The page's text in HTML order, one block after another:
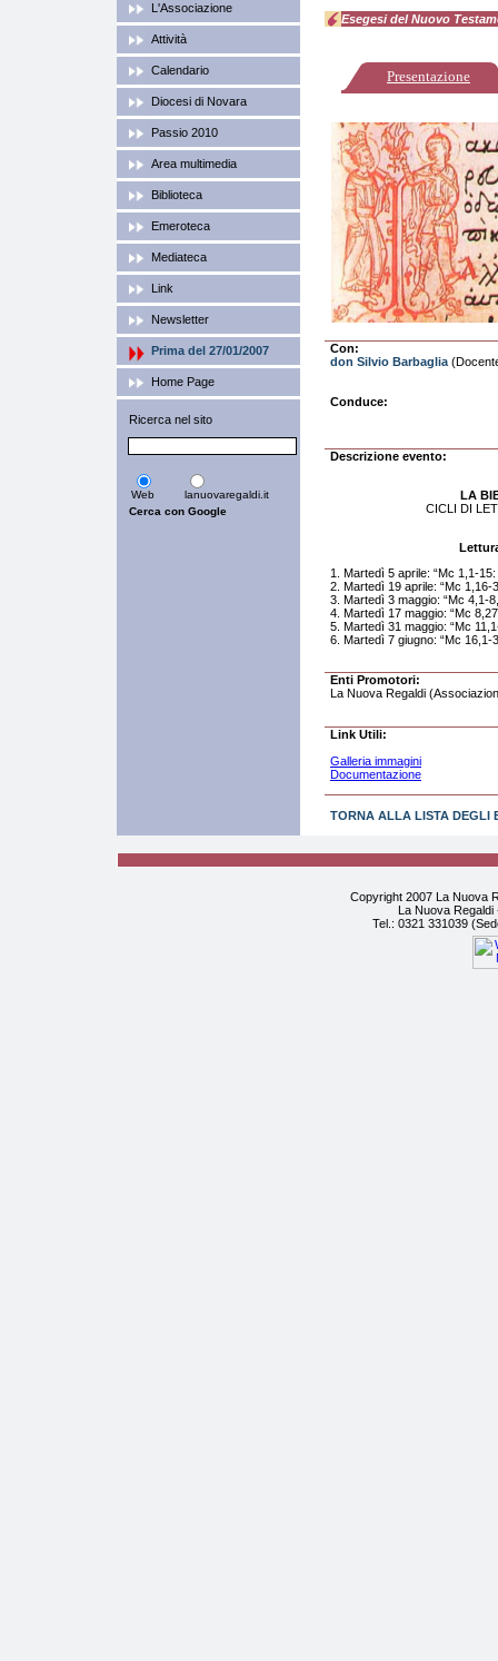
L'Associazione
Attività
Calendario
Diocesi di Novara
Passio 2010
Area multimedia
Biblioteca
Emeroteca
Mediateca
Link
Newsletter
Prima del 27/01/2007
Home Page
Ricerca nel sito
Web lanuovaregaldi.it
Esegesi del Nuovo
Presentazione
Con:
don Silvio Barbaglia
Conduce:
Descrizione evento:
LA
CICLI DI
1. Martedì 5 aprile: “Mc 1,1-
2. Martedì 19 aprile: “Mc 1,16-
3. Martedì 3 maggio: “Mc 4,1-
4. Martedì 17 maggio: “Mc
5. Martedì 31 maggio: “Mc
6. Martedì 7 giugno: “Mc 16,1-
Enti Promotori:
La Nuova Regaldi
Link Utili:
Galleria immagini
Documentazione
TORNA ALLA LISTA DEGLI
Copyright 2007 La Nuova
La Nuova Regaldi
Tel.: 0321 331039